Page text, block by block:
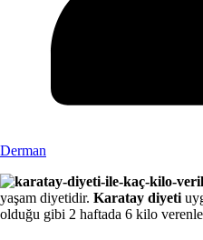
Derman
yaşam diyetidir. Karatay diyeti
olduğu gibi 2 haftada 6 kilo